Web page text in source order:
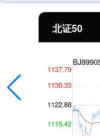
北证50